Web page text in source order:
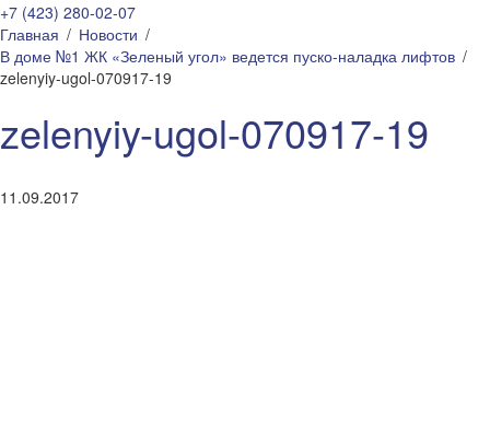
+7 (423) 280-02-07
Главная
Новости
В доме №1 ЖК «Зеленый угол» ведется пуско-наладка лифтов
zelenyiy-ugol-070917-19
zelenyiy-ugol-070917-19
11.09.2017